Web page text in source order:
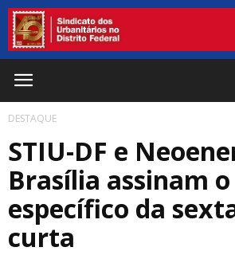
DESTAQUE
STIU-DF e
Brasília assinam o
específico da
curta